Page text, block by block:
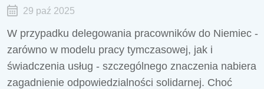
29 paź 2025
W przypadku delegowania pracowników do Niemiec -
zarówno w modelu pracy tymczasowej, jak i
świadczenia usług - szczególnego znaczenia nabiera
zagadnienie odpowiedzialności solidarnej. Choć